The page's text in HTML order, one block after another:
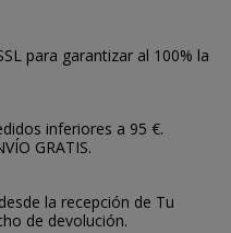
para garantizar al 100% la
inferiores a 95 €.
GRATIS.
la recepción de Tu
de devolución.